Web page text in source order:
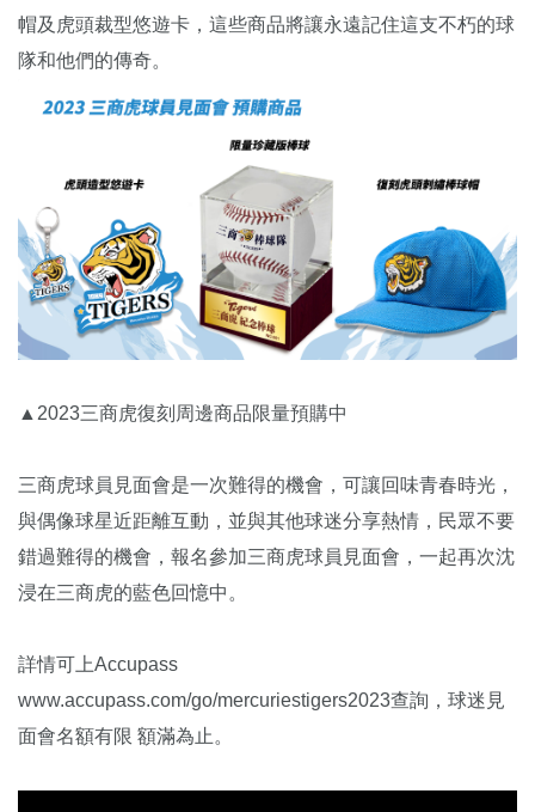
帽及虎頭裁型悠遊卡，這些商品將讓永遠記住這支不朽的球
隊和他們的傳奇。
▲2023三商虎復刻周邊商品限量預購中
三商虎球員見面會是一次難得的機會，可讓回味青春時光，
與偶像球星近距離互動，並與其他球迷分享熱情，民眾不要
錯過難得的機會，報名參加三商虎球員見面會，一起再次沈
浸在三商虎的藍色回憶中。
詳情可上Accupass
www.accupass.com/go/mercuriestigers2023查詢，球迷見
面會名額有限 額滿為止。